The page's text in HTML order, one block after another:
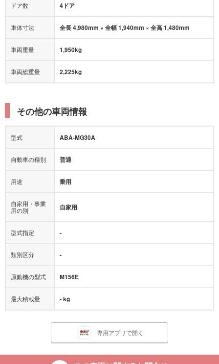
ドア数 4ドア
車体寸法 全長 4,980mm × 全幅 1,940mm × 全高 1,480mm
車両重量 1,950kg
車両総重量 2,225kg
その他の車両情報
型式 ABA-MG30A
自動車の種別 普通
用途 乗用
自家用・事業
用の別
自家用
型式指定 -
類別区分 -
原動機の型式 M156E
最大積載量 - kg
専用アプリで開く